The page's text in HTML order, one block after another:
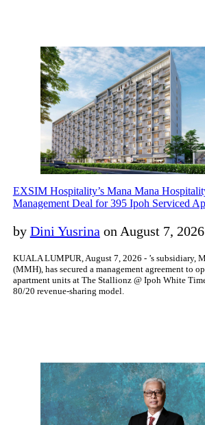
EXSIM Hospitality’s Mana Mana
Management Deal for 395 Ipoh Serviced
by Dini Yusrina on August 7,
KUALA LUMPUR, August 7, 2026 - ’s subsidiary,
(MMH), has secured a management agreement to
apartment units at The Stallionz @ Ipoh White
80/20 revenue-sharing model.